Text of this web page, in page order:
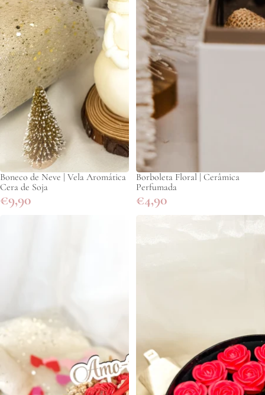
Boneco de Neve | Vela Aromática
Cera de Soja
€9,90
Borboleta Floral | Cerâmica
Perfumada
€4,90